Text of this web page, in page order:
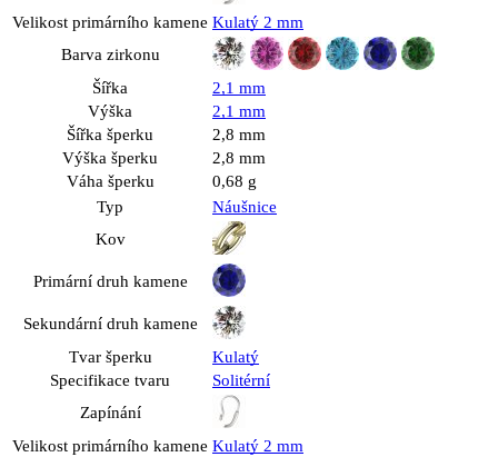
Velikost primárního kamene Kulatý 2 mm
Barva zirkonu
Šířka
2,1 mm
Výška
2,1 mm
Šířka šperku
2,8 mm
Výška šperku
2,8 mm
Váha šperku
0,68 g
Typ
Náušnice
Kov
Primární druh kamene
Sekundární druh kamene
Tvar šperku
Kulatý
Specifikace tvaru
Solitérní
Zapínání
Velikost primárního kamene Kulatý 2 mm